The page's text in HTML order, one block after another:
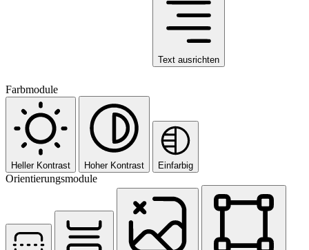
Text ausrichten
Farbmodule
Heller Kontrast Hoher Kontrast Einfarbig
Orientierungsmodule